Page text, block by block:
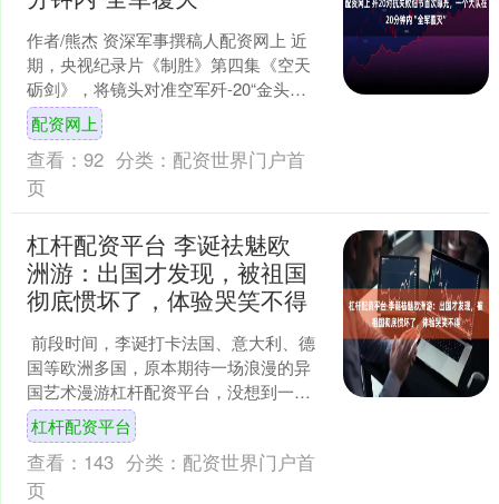
作者/熊杰 资深军事撰稿人配资网上 近
期，央视纪录片《制胜》第四集《空天
砺剑》，将镜头对准空军歼-20“金头
盔”“金飞镖”双料王牌，同时担任王牌旅
指挥员的王立，....
配资网上
查看： 92 分类： 配资世界门户首
页
杠杆配资平台 李诞祛魅欧
洲游：出国才发现，被祖国
彻底惯坏了，体验哭笑不得
前段时间，李诞打卡法国、意大利、德
国等欧洲多国，原本期待一场浪漫的异
国艺术漫游杠杆配资平台，没想到一趟
旅行下来，满是 真实的体验落差。 回国
后直播聊起此行感悟....
杠杆配资平台
查看： 143 分类： 配资世界门户首
页